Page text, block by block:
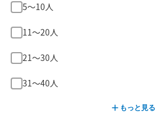
5〜10人
11〜20人
21〜30人
31〜40人
もっと見る